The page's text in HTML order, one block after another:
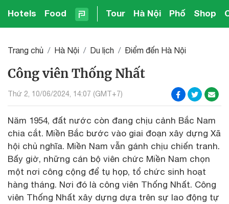
Hotels Food Tour Hà Nội Phố Shop
Trang chủ Hà Nội Du lịch Điểm đến Hà Nội
Công viên Thống Nhất
Thứ 2, 10/06/2024, 14:07 (GMT+7)
Năm 1954, đất nước còn đang chịu cảnh Bắc Nam
chia cắt. Miền Bắc bước vào giai đoạn xây dựng Xã
hội chủ nghĩa. Miền Nam vẫn gánh chịu chiến tranh.
Bấy giờ, những cán bộ viên chức Miền Nam chọn
một nơi công cộng để tụ họp, tổ chức sinh hoạt
hàng tháng. Nơi đó là công viên Thống Nhất. Công
viên Thống Nhất xây dựng dựa trên sự lao động tự